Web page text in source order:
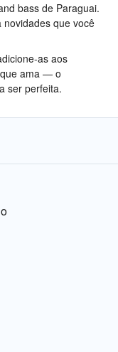
bass de Paraguai.
que você
as aos
ama — o
ser perfeita.